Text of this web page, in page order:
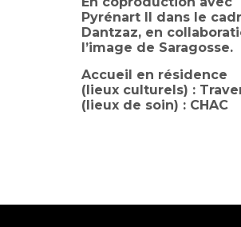
Pyrénart II dans le
Dantzaz, en
l’image de Saragosse.
Accueil en résidence
(lieux culturels) :
(lieux de soin) : CHAC